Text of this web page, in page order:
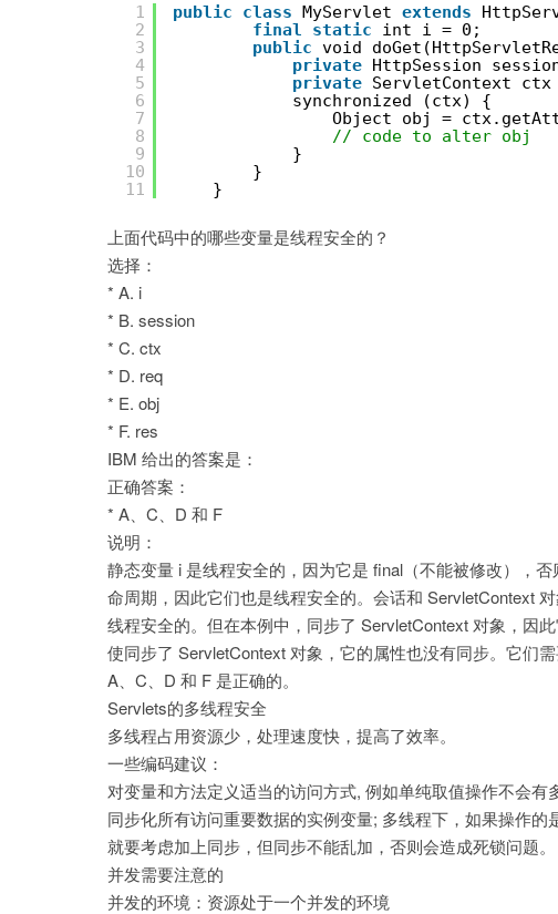
1
2
3
4
5
6
7
8
9
10
11
public class MyServlet extends
final
static
int i = 0;
public void
private HttpSession
private ServletContext
synchronized (ctx) {
Object obj =
// code to alter obj
}
}
}
上面代码中的哪些变量是线程安全的？
选择：
* A. i
* B. session
* C. ctx
* D. req
* E. obj
* F. res
IBM 给出的答案是：
正确答案：
* A、C、D 和 F
说明：
静态变量 i 是线程安全的，因为它是 final（不能被修改），
命周期，因此它们也是线程安全的。会话和 ServletContext
线程安全的。但在本例中，同步了 ServletContext 对象，因
使同步了 ServletContext 对象，它的属性也没有同步。它们
A、C、D 和 F 是正确的。
Servlets的多线程安全
多线程占用资源少，处理速度快，提高了效率。
一些编码建议：
对变量和方法定义适当的访问方式, 例如单纯取值操作不会有
同步化所有访问重要数据的实例变量; 多线程下，如果操作的
就要考虑加上同步，但同步不能乱加，否则会造成死锁问题。
并发需要注意的
并发的环境：资源处于一个并发的环境